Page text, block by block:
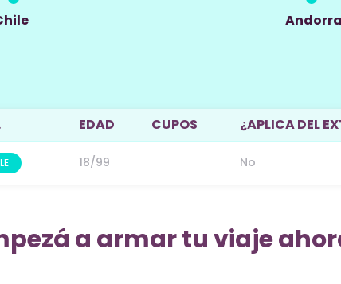
EDAD CUPOS ¿APLICA DEL
18/99 No
a armar tu viaje